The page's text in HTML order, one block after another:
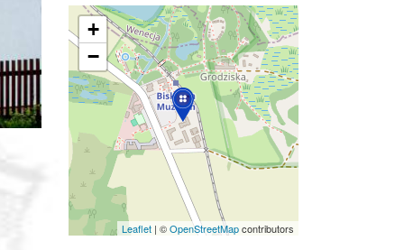
+
−
Leaflet | ©OpenStreetMapcontributors